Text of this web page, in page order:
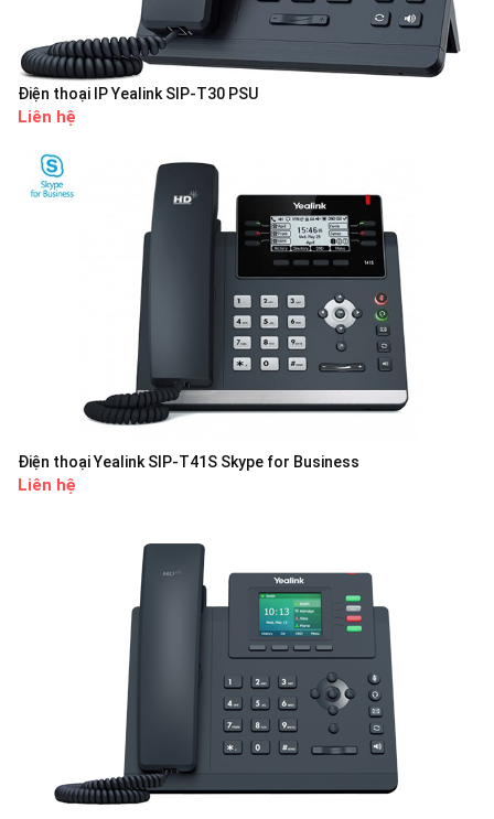
Điện thoại IP Yealink SIP-T30 PSU
Liên hệ
Điện thoại Yealink SIP-T41S Skype for Business
Liên hệ